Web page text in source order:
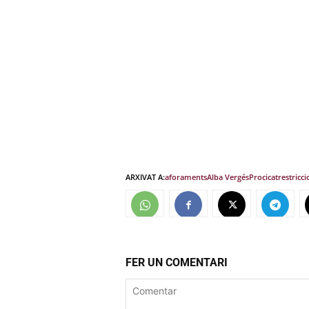
ARXIVAT A:aforamentsAlba VergésProcicat
FER UN COMENTARI